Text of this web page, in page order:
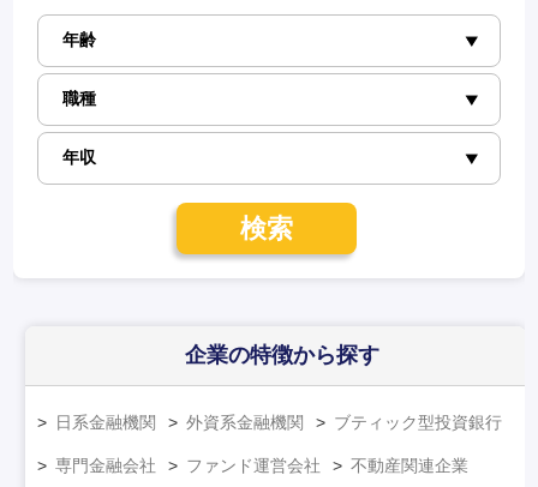
検索
企業の特徴から探す
日系金融機関 外資系金融機関 ブティック型投資銀行
専門金融会社 ファンド運営会社 不動産関連企業